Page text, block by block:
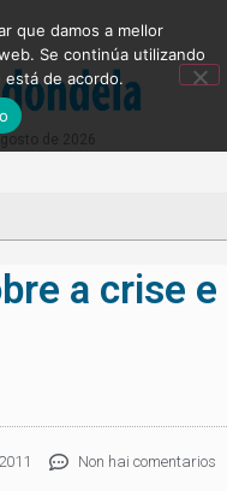
a crise e
Non hai comentarios
que damos a mellor
Se continúa utilizando
de acordo.